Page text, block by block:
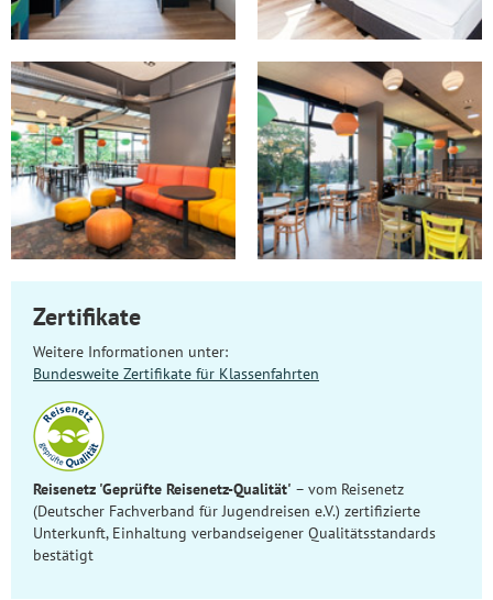
Zertifikate
Weitere Informationen unter:
Bundesweite Zertifikate für Klassenfahrten
Reisenetz 'Geprüfte Reisenetz-Qualität' – vom Reisenetz
(Deutscher Fachverband für Jugendreisen e.V.) zertifizierte
Unterkunft, Einhaltung verbandseigener Qualitätsstandards
bestätigt